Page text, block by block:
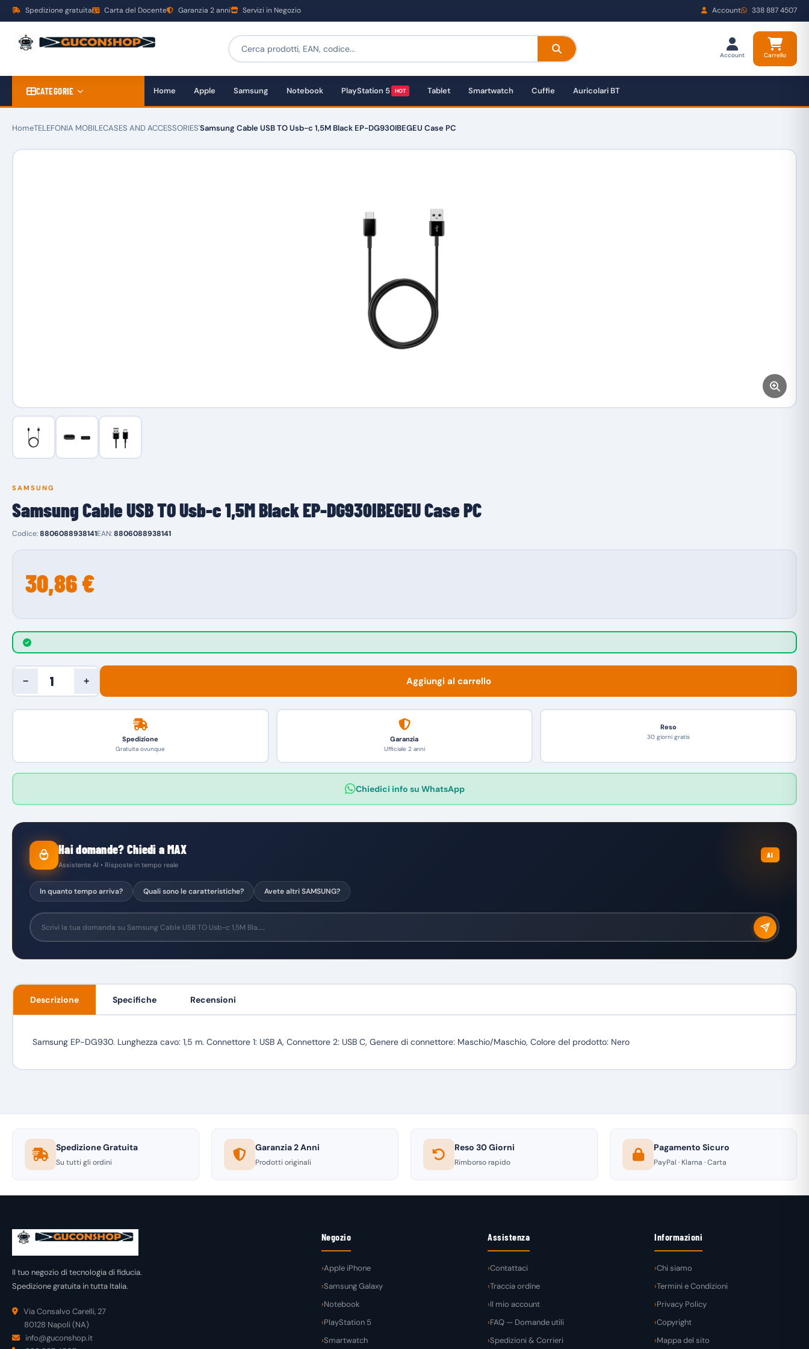
Spedizione gratuita Carta del Docente Garanzia 2 anni Servizi in Negozio Account 338 887 4507
Account Carrello
CATEGORIE Home Apple Samsung Notebook PlayStation 5 HOT Tablet Smartwatch Cuffie Auricolari BT
HomeTELEFONIA MOBILECASES AND ACCESSORIES'Samsung Cable USB TO Usb-c 1,5M Black EP-DG930IBEGEU Case PC
SAMSUNG
Samsung Cable USB TO Usb-c 1,5M Black EP-DG930IBEGEU Case PC
Codice:8806088938141EAN:8806088938141
30,86 €
− + Aggiungi al carrello
Spedizione
Gratuita ovunque
Garanzia
Ufficiale 2 anni
Reso
30 giorni gratis
Chiedici info su WhatsApp
Hai domande? Chiedi a MAX
Assistente AI • Risposte in tempo reale
AI
In quanto tempo arriva? Quali sono le caratteristiche? Avete altri SAMSUNG?
Descrizione Specifiche Recensioni
Samsung EP-DG930. Lunghezza cavo: 1,5 m. Connettore 1: USB A, Connettore 2: USB C, Genere di connettore: Maschio/Maschio, Colore del prodotto: Nero
Spedizione Gratuita
Su tutti gli ordini
Garanzia 2 Anni
Prodotti originali
Reso 30 Giorni
Rimborso rapido
Pagamento Sicuro
PayPal · Klarna · Carta
Il tuo negozio di tecnologia di fiducia.
Spedizione gratuita in tutta Italia.
Via Consalvo Carelli, 27
80128 Napoli (NA)
info@guconshop.it
Negozio
Apple iPhone
Samsung Galaxy
Notebook
PlayStation 5
Smartwatch
Assistenza
Contattaci
Traccia ordine
Il mio account
FAQ — Domande utili
Spedizioni & Corrieri
Informazioni
Chi siamo
Termini e Condizioni
Privacy Policy
Copyright
Mappa del sito